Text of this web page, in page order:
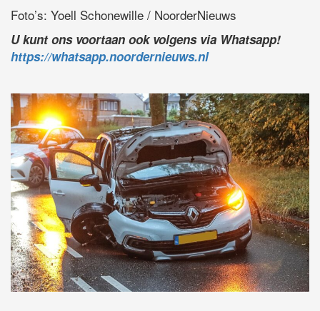
Foto’s: Yoell Schonewille / NoorderNieuws
U kunt ons voortaan ook volgens via Whatsapp!
https://whatsapp.noordernieuws.nl